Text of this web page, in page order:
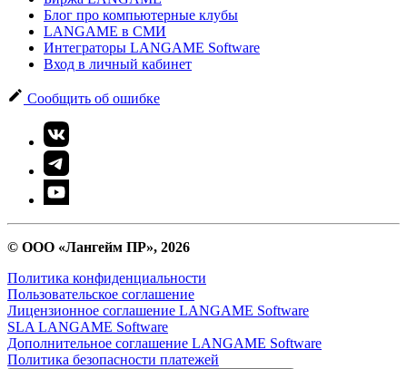
Блог про компьютерные клубы
LANGAME в СМИ
Интеграторы LANGAME Software
Вход в личный кабинет
Сообщить об ошибке
© ООО «Лангейм ПР», 2026
Политика конфиденциальности
Пользовательское соглашение
Лицензионное соглашение LANGAME Software
SLA LANGAME Software
Дополнительное соглашение LANGAME Software
Политика безопасности платежей